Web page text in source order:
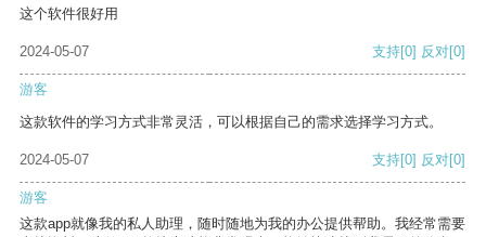
这个软件很好用
2024-05-07 支持[0] 反对[0]
游客
这款软件的学习方式非常灵活，可以根据自己的需求选择学习方式。
2024-05-07 支持[0] 反对[0]
游客
这款app就像我的私人助理，随时随地为我的办公提供帮助。我经常需要